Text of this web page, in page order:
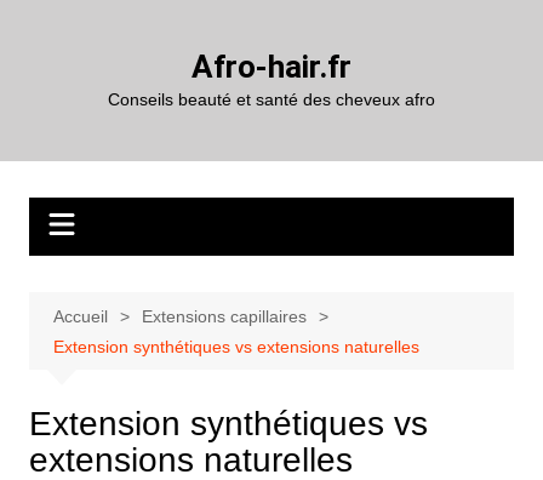
Afro-hair.fr
Conseils beauté et santé des cheveux afro
Accueil
Extensions capillaires
Extension synthétiques vs extensions naturelles
Extension synthétiques vs
extensions naturelles